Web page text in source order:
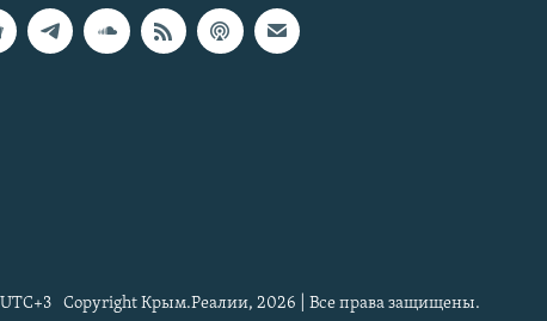
Copyright Крым.Реалии, 2026 | Все права защищены.
UTC+3